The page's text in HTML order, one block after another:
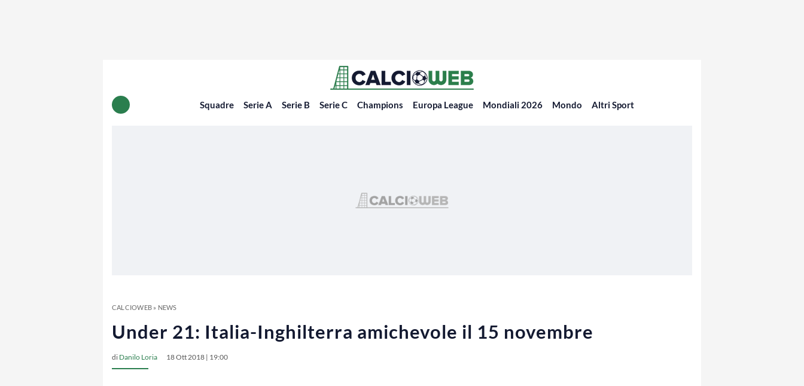
Squadre Serie A Serie B Serie C Champions Europa League Mondiali 2026 Mondo Altri Sport
CALCIOWEB» NEWS
Under 21: Italia-Inghilterra amichevole il 15 novembre
di Danilo Loria 18 Ott 2018 | 19:00